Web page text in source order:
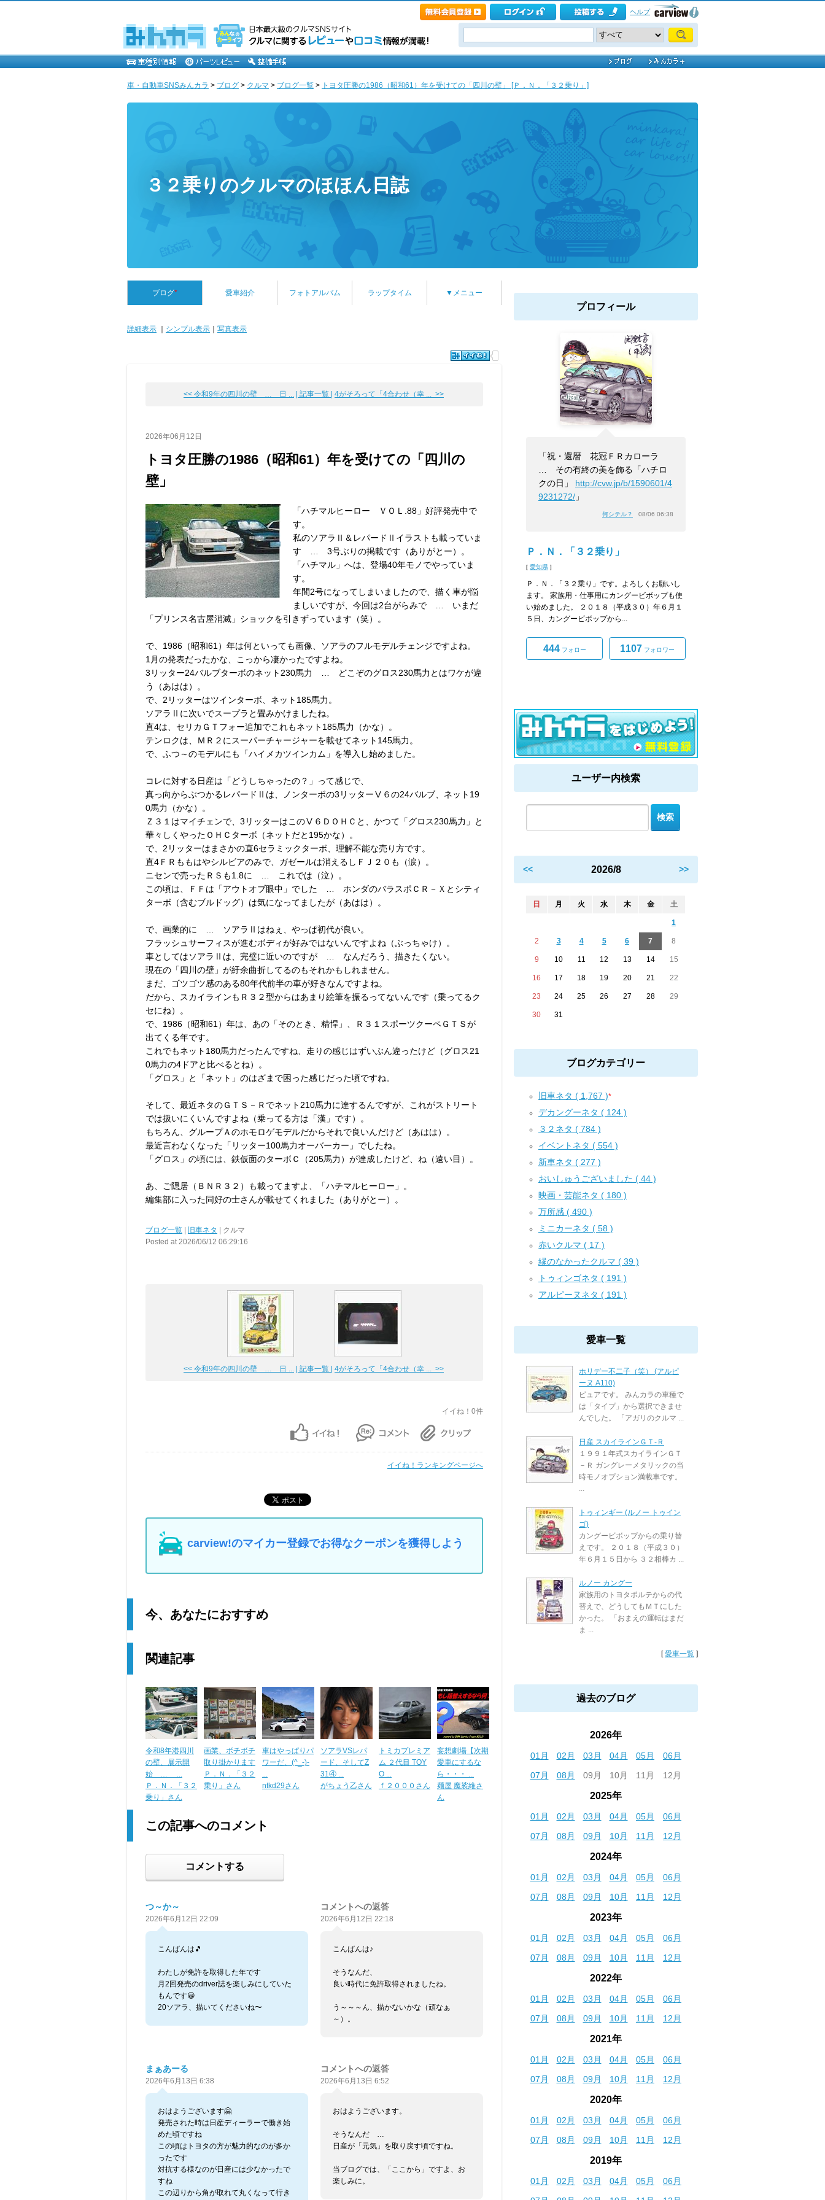
ヘルプ
車・自動車SNSみんカラ > ブログ > クルマ > ブログ一覧 > トヨタ圧勝の1986（昭和61）年を受けての「四川の壁」 [Ｐ．Ｎ．「３２乗り」]
３２乗りのクルマのほほん日誌
ブログ* 愛車紹介 フォトアルバム ラップタイム ▼メニュー
詳細表示 シンプル表示 写真表示
<< 令和9年の四川の壁 … 日 ... | 記事一覧 | 4がそろって「4合わせ（幸 ... >>
2026年06月12日
トヨタ圧勝の1986（昭和61）年を受けての「四川の
壁」
「ハチマルヒーロー ＶＯＬ.88」好評発売中で
す。
私のソアラⅡ＆レパードⅡイラストも載っていま
す … 3号ぶりの掲載です（ありがとー）。
「ハチマル」へは、登場40年モノでやっていま
す。
年間2号になってしまいましたので、描く車が悩
ましいですが、今回は2台がらみで … いまだ
「プリンス名古屋消滅」ショックを引きずっています（笑）。
で、1986（昭和61）年は何といっても画像、ソアラのフルモデルチェンジですよね。
1月の発表だったかな、こっから凄かったですよね。
3リッター24バルブターボのネット230馬力 … どこぞのグロス230馬力とはワケが違
う（あはは）。
で、2リッターはツインターボ、ネット185馬力。
ソアラⅡに次いでスープラと畳みかけましたね。
直4は、セリカＧＴフォー追加でこれもネット185馬力（かな）。
テンロクは、ＭＲ２にスーパーチャージャーを載せてネット145馬力。
で、ふつ～のモデルにも「ハイメカツインカム」を導入し始めました。
コレに対する日産は「どうしちゃったの？」って感じで、
真っ向からぶつかるレパードⅡは、ノンターボの3リッターⅤ６の24バルブ、ネット19
0馬力（かな）。
Ｚ３１はマイチェンで、3リッターはこのⅤ６ＤＯＨＣと、かつて「グロス230馬力」と
華々しくやったＯＨＣターボ（ネットだと195かな）。
で、2リッターはまさかの直6セラミックターボ、理解不能な売り方です。
直4ＦＲももはやシルビアのみで、ガゼールは消えるしＦＪ２０も（涙）。
ニセンで売ったＲＳも1.8に … これでは（泣）。
この頃は、ＦＦは「アウトオブ眼中」でした … ホンダのバラスポＣＲ－Ｘとシティ
ターボ（含むブルドッグ）は気になってましたが（あはは）。
で、画業的に … ソアラⅡはねぇ、やっぱ初代が良い。
フラッシュサーフィスが進むボディが好みではないんですよね（ぶっちゃけ）。
車としてはソアラⅡは、完璧に近いのですが … なんだろう、描きたくない。
現在の「四川の壁」が紆余曲折してるのもそれかもしれません。
まだ、ゴツゴツ感のある80年代前半の車が好きなんですよね。
だから、スカイラインもＲ３２型からはあまり絵筆を振るってないんです（乗ってるク
セにね）。
で、1986（昭和61）年は、あの「そのとき、精悍」、Ｒ３１スポーツクーペＧＴＳが
出てくる年です。
これでもネット180馬力だったんですね、走りの感じはずいぶん違ったけど（グロス21
0馬力の4ドアと比べるとね）。
「グロス」と「ネット」のはざまで困った感じだった頃ですね。
そして、最近ネタのＧＴＳ－Ｒでネット210馬力に達するんですが、これがストリート
では扱いにくいんですよね（乗ってる方は「漢」です）。
もちろん、グループＡのホモロゲモデルだからそれで良いんだけど（あはは）。
最近言わなくなった「リッター100馬力オーバーカー」でしたね。
「グロス」の頃には、鉄仮面のターボＣ（205馬力）が達成したけど、ね（遠い目）。
あ、ご隠居（ＢＮＲ３２）も載ってますよ、「ハチマルヒーロー」。
編集部に入った同好の士さんが載せてくれました（ありがとー）。
ブログ一覧 旧車ネタ
| クルマ
Posted at 2026/06/12 06:29:16
<< 令和9年の四川の壁 … 日 ... | 記事一覧 | 4がそろって「4合わせ（幸 ... >>
イイね！0件
イイね！ランキングページへ
carview!のマイカー登録でお得なクーポンを獲得しよう
今、あなたにおすすめ
関連記事
令和8年港四川
の壁、展示開
始 … ...
Ｐ．Ｎ．「３２
乗り」さん
画業、ボチボチ
取り掛かります
Ｐ．Ｎ．「３２
乗り」さん
車はやっぱりパ
ワーだ、(^_-)-
ntkd29さん
ソアラVSレパ
ード、そしてZ
31④ ...
がちょう乙さん
トミカプレミア
ム ２代目 TOY
O ...
ｆ２０００さん
妄想劇場【次期
愛車にするな
ら・・・ ...
麺屋 魔裟維さ
ん
この記事へのコメント
コメントする
つ～か～
2026年6月12日 22:09
こんばんは🎵
わたしが免許を取得した年です
月2回発売のdriver誌を楽しみにしていた
もんです😀
20ソアラ、描いてくださいね〜
コメントへの返答
2026年6月12日 22:18
こんばんは♪
そうなんだ、
良い時代に免許取得されましたね。
う～～～ん、描かないかな（頑なぁ
～）。
まぁあーる
2026年6月13日 6:38
おはようございます🤗
発売された時は日産ディーラーで働き始
めた頃ですね
この頃はトヨタの方が魅力的なのが多か
ったです
対抗する様なのが日産には少なかったで
すね
この辺りから角が取れて丸くなって行き
コメントへの返答
2026年6月13日 6:52
おはようございます。
そうなんだ …
日産が「元気」を取り戻す頃ですね。
当ブログでは、「ここから」ですよ、お
楽しみに。
プロフィール
「祝・還暦 花冠ＦＲカローラ
… その有終の美を飾る「ハチロ
クの日」 http://cvw.jp/b/1590601/4
9231272/ 」
何シテル？ 08/06 06:38
Ｐ．Ｎ．「３２乗り」
[ 愛知県 ]
Ｐ．Ｎ．「３２乗り」です。よろしくお願いし
ます。 家族用・仕事用にカングービボップも使
い始めました。 ２０１８（平成３０）年６月１
５日、カングービボップから...
444フォロー 1107 フォロワー
ユーザー内検索
<< 2026/8 >>
日 月 火 水 木 金 土
1
2 3 4 5 6 7 8
9 10 11 12 13 14 15
16 17 18 19 20 21 22
23 24 25 26 27 28 29
30 31
ブログカテゴリー
旧車ネタ ( 1,767 )*
デカングーネタ ( 124 )
３２ネタ ( 784 )
イベントネタ ( 554 )
新車ネタ ( 277 )
おいしゅうございました ( 44 )
映画・芸能ネタ ( 180 )
万所感 ( 490 )
ミニカーネタ ( 58 )
赤いクルマ ( 17 )
縁のなかったクルマ ( 39 )
トゥィンゴネタ ( 191 )
アルピーヌネタ ( 191 )
愛車一覧
ホリデー不二子（笑） (アルピ
ーヌ A110)
ピュアです。 みんカラの車種で
は「タイプ」から選択できませ
んでした。 「アガリのクルマ ...
日産 スカイラインＧＴ‐Ｒ
１９９１年式スカイラインＧＴ
－Ｒ ガングレーメタリックの当
時モノオプション満載車です。
...
トゥィンギー (ルノー トゥイン
ゴ)
カングービボップからの乗り替
えです。 ２０１８（平成３０）
年６月１５日から ３２相棒カ ...
ルノー カングー
家族用のトヨタポルテからの代
替えで、どうしてもＭＴにした
かった。 「おまえの運転はまだ
ま ...
[愛車一覧 ]
過去のブログ
2026年
01月 02月 03月 04月 05月
06月
07月
08月 09月 10月 11月 12月
2025年
01月 02月 03月 04月 05月
06月
07月
08月 09月 10月 11月 12月
2024年
01月 02月 03月 04月 05月
06月
07月
08月 09月 10月 11月 12月
2023年
01月 02月 03月 04月 05月
06月
07月
08月 09月 10月 11月 12月
2022年
01月 02月 03月 04月 05月
06月
07月
08月 09月 10月 11月 12月
2021年
01月 02月 03月 04月 05月
06月
07月
08月 09月 10月 11月 12月
2020年
01月 02月 03月 04月 05月
06月
07月
08月 09月 10月 11月 12月
2019年
01月 02月 03月 04月 05月
06月